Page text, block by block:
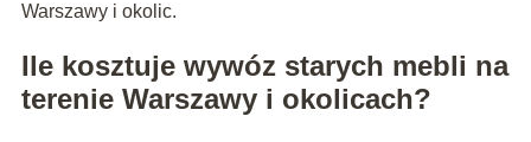
Warszawy i okolic.
Ile kosztuje wywóz starych mebli na
terenie Warszawy i okolicach?